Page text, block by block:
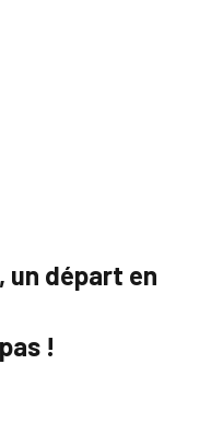
un départ en
!